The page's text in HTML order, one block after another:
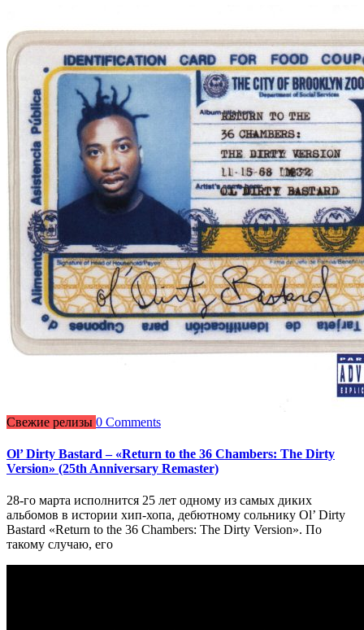
Свежие релизы 0 Comments
Ol’ Dirty Bastard – «Return to the 36 Chambers: The Dirty
Version» (25th Anniversary Remaster)
28-го марта исполнится 25 лет одному из самых диких
альбомов в истории хип-хопа, дебютному сольнику Ol’ Dirty
Bastard «Return to the 36 Chambers: The Dirty Version». По
такому случаю, его